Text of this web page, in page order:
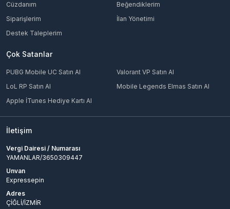
Cüzdanım
Beğendiklerim
Siparişlerim
İlan Yönetimi
Destek Taleplerim
Çok Satanlar
PUBG Mobile UC Satın Al
Valorant VP Satın Al
LoL RP Satın Al
Mobile Legends Elmas Satın Al
Apple İTunes Hediye Kartı Al
İletişim
Vergi Dairesi / Numarası
YAMANLAR/3650309447
Unvan
Expressepin
Adres
ÇİĞLİ/İZMİR